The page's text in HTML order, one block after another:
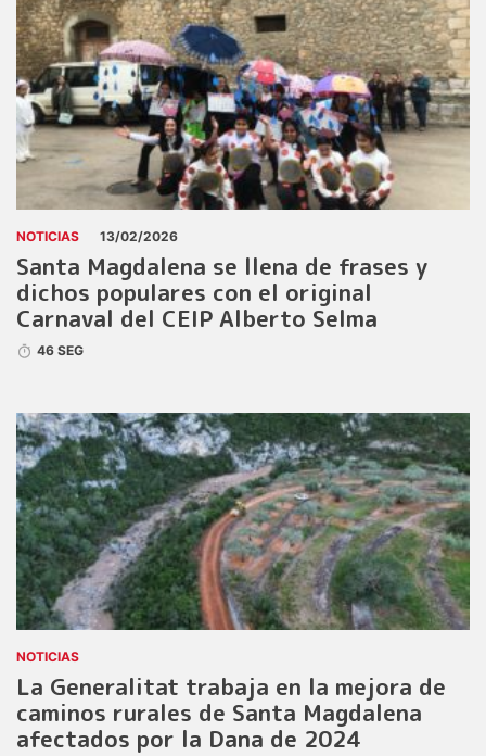
NOTICIAS 13/02/2026
Santa Magdalena se llena de frases y
dichos populares con el original
Carnaval del CEIP Alberto Selma
46 SEG
NOTICIAS
La Generalitat trabaja en la mejora de
caminos rurales de Santa Magdalena
afectados por la Dana de 2024